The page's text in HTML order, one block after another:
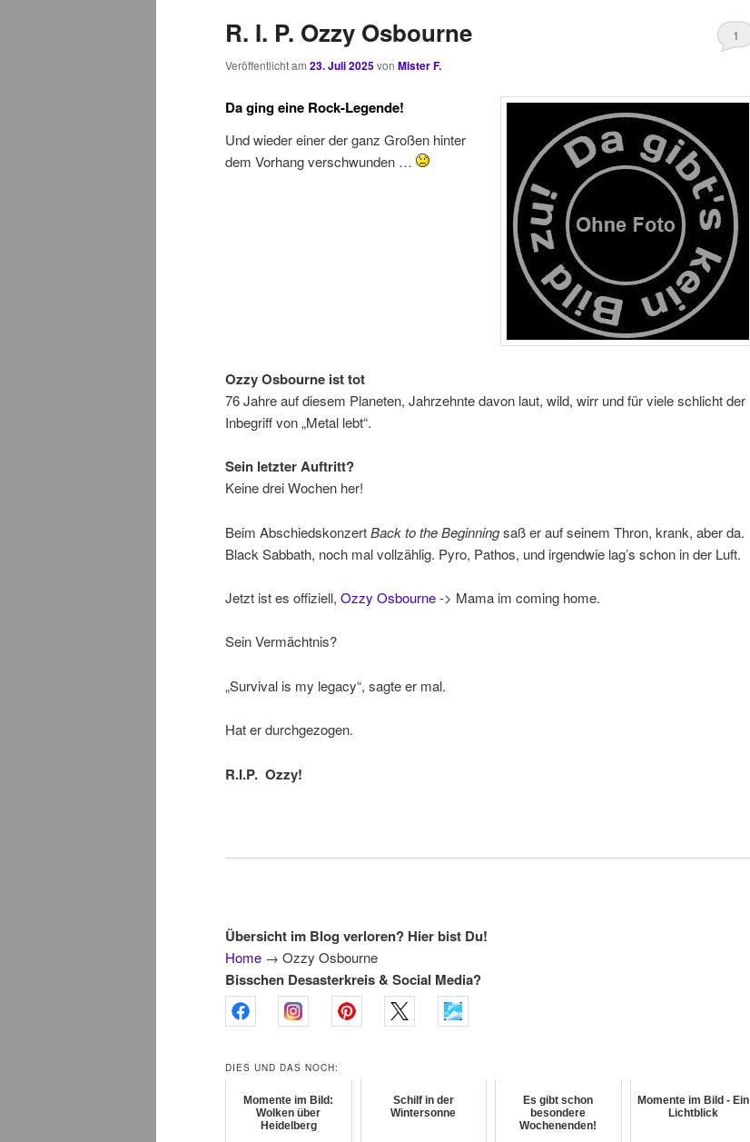
R. I. P. Ozzy Osbourne
Veröffentlicht am 23. Juli 2025von Mister F.
1
Da ging eine Rock-Legende!
Und wieder einer der ganz Großen hinter
dem Vorhang verschwunden …
Ozzy Osbourne ist tot
76 Jahre auf diesem Planeten, Jahrzehnte davon laut, wild, wirr und für viele schlicht der
Inbegriff von „Metal lebt“.
Sein letzter Auftritt?
Keine drei Wochen her!
Beim AbschiedskonzertBack to the Beginningsaß er auf seinem Thron, krank, aber da.
Black Sabbath, noch mal vollzählig. Pyro, Pathos, und irgendwie lag’s schon in der Luft.
Jetzt ist es offiziell, Ozzy Osbourne-> Mama im coming home.
Sein Vermächtnis?
„Survival is my legacy“, sagte er mal.
Hat er durchgezogen.
R.I.P. Ozzy!
Übersicht im Blog verloren? Hier bist Du!
Home → Ozzy Osbourne
Bisschen Desasterkreis & Social Media?
DIES UND DAS NOCH:
Momente im Bild:
Wolken über
Heidelberg
Schilf in der
Wintersonne
Es gibt schon
besondere
Wochenenden!
Momente im Bild - Ein
Lichtblick